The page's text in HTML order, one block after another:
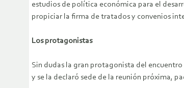
estudios de política económica para el
propiciar la firma de tratados y convenios
Los protagonistas
Sin dudas la gran protagonista del
y se la declaró sede de la reunión próxima,